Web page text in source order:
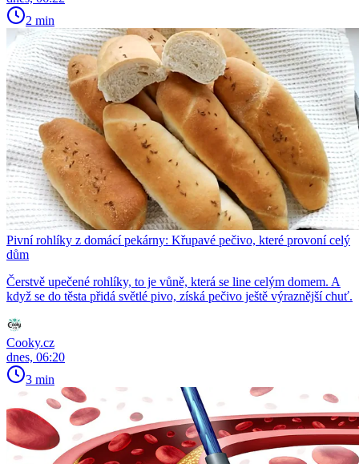
2 min
Pivní rohlíky z domácí pekárny: Křupavé pečivo, které provoní celý
dům
Čerstvě upečené rohlíky, to je vůně, která se line celým domem. A
když se do těsta přidá světlé pivo, získá pečivo ještě výraznější chuť.
Cooky.cz
dnes, 06:20
3 min